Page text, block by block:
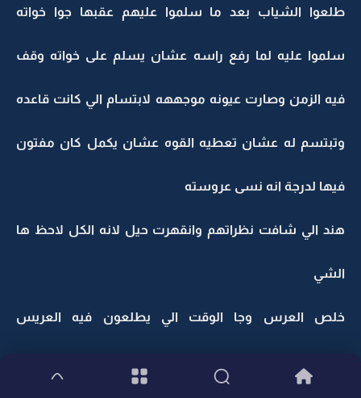
طلعوا الشياب بعد ما سلموا عليهم عقبها جوا خواته
سلموا عليه لما رفع راسه عشان يسلم على خواته وقف
فيه الزمن وصارت عيونه موجههه لابتسام الي كانت قاعده
وتبتسم له عشان تعطيه القوه عشان يكمل كان مفتون
فيها لدرجة انه نسى عروسته
هند الي شافت نظراتهم وانقهرت حيل لانه الكل لاحظ ها
الشي
خلص العرس وجا الوقت الي يطلعون فيه العريس